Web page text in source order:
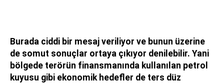
Burada ciddi bir mesaj veriliyor ve bunun üzerine
de somut sonuçlar ortaya çıkıyor denilebilir. Yani
bölgede terörün finansmanında kullanılan petrol
kuyusu gibi ekonomik hedefler de ters düz